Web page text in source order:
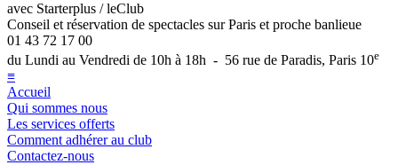
avec Starterplus / leClub
Conseil et réservation de spectacles sur Paris et proche banlieue
01 43 72 17 00
du Lundi au Vendredi de 10h à 18h - 56 rue de Paradis, Paris 10e
≡
Accueil
Qui sommes nous
Les services offerts
Comment adhérer au club
Contactez-nous